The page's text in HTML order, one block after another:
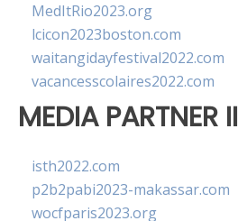
MedItRio2023.org
lcicon2023boston.com
waitangidayfestival2022.com
vacancesscolaires2022.com
MEDIA PARTNER II
isth2022.com
p2b2pabi2023-makassar.com
wocfparis2023.org